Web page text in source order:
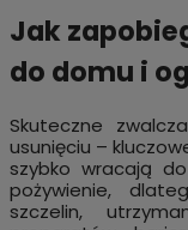
Jak
do domu i
Skuteczne
usunięciu –
szybko wracają
pożywienie,
szczelin,